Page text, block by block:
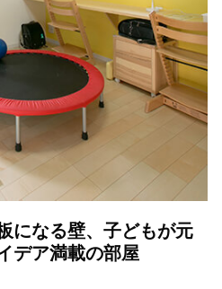
になる壁、子どもが元
デア満載の部屋